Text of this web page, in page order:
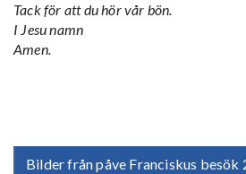
Bilder från påve Franciskus besök
Tack för att du hör vår bön.
I Jesu namn
Amen.